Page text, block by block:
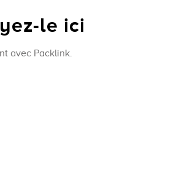
le ici
avec Packlink.